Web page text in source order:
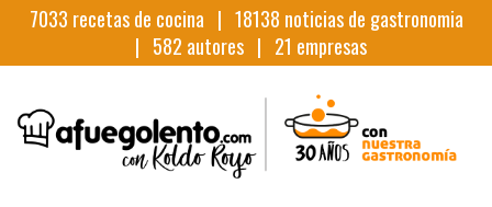
7033 recetas de cocina | 18138 noticias de gastronomia
| 582 autores | 21 empresas